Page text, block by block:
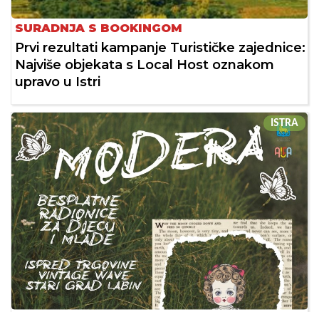
SURADNJA S BOOKINGOM
Prvi rezultati kampanje Turističke zajednice:
Najviše objekata s Local Host oznakom
upravo u Istri
ISTRA